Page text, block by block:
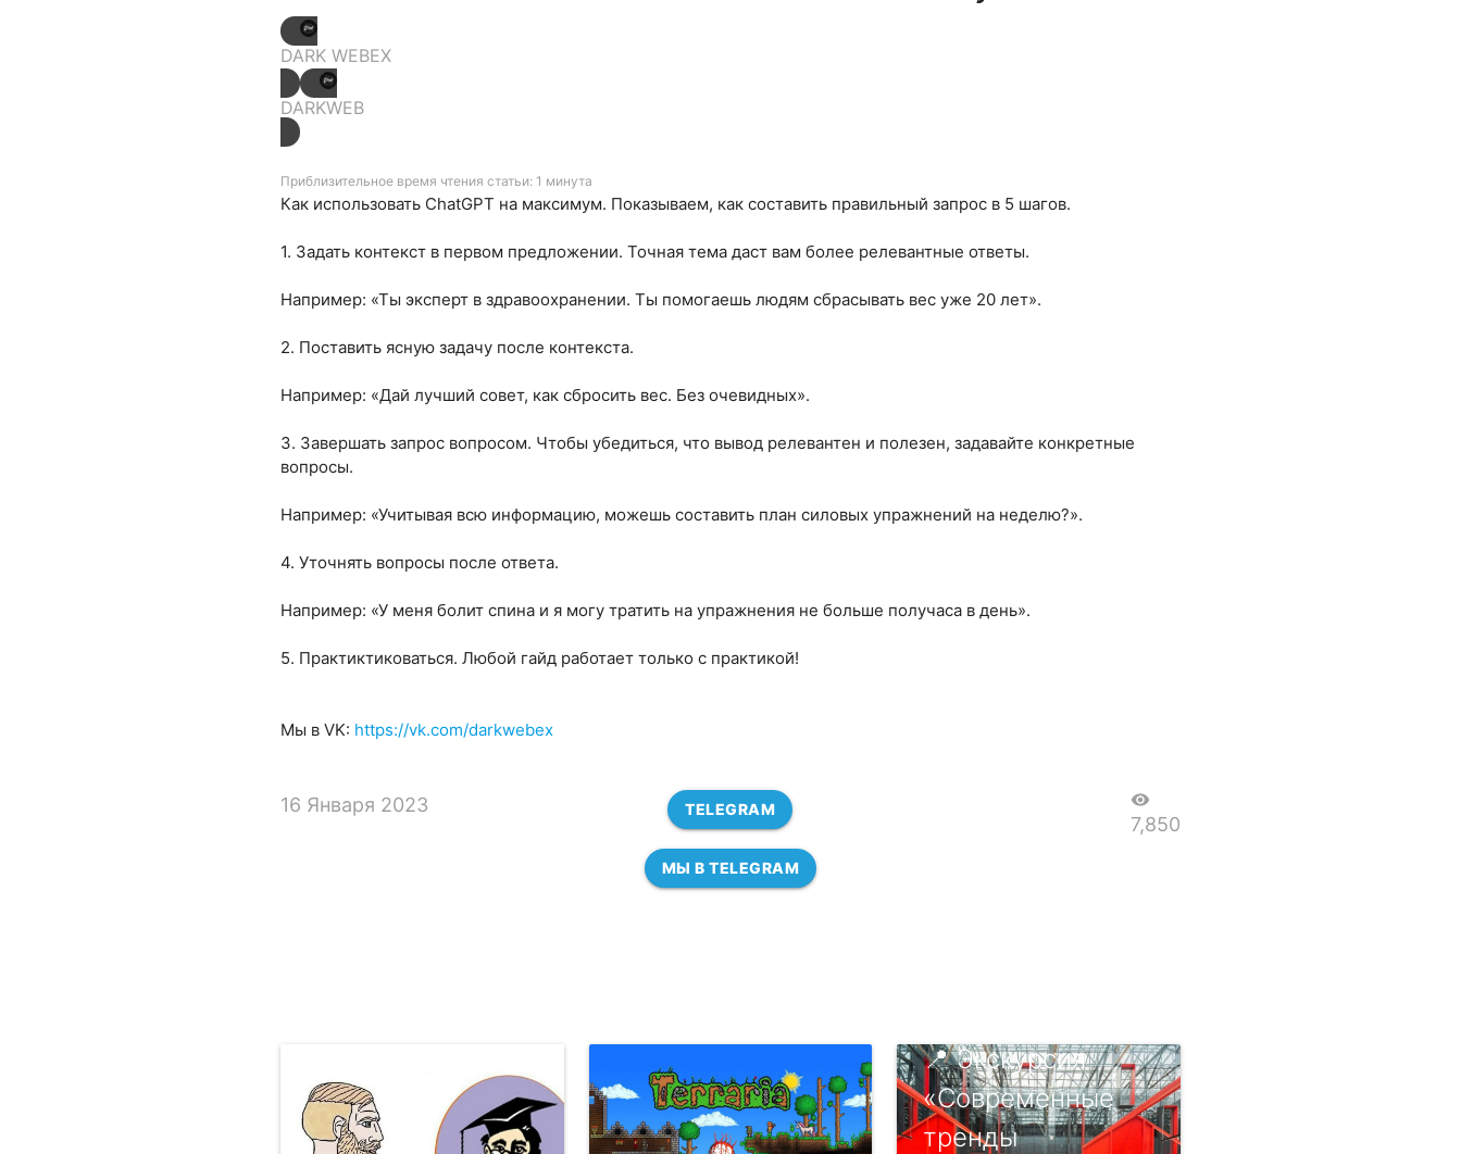
DARK WEBEX
DARKWEB
Приблизительное время чтения статьи: 1 минута
Как использовать ChatGPT на максимум. Показываем, как составить правильный запрос в 5 шагов.
1. Задать контекст в первом предложении. Точная тема даст вам более релевантные ответы.
Например: «Ты эксперт в здравоохранении. Ты помогаешь людям сбрасывать вес уже 20 лет».
2. Поставить ясную задачу после контекста.
Например: «Дай лучший совет, как сбросить вес. Без очевидных».
3. Завершать запрос вопросом. Чтобы убедиться, что вывод релевантен и полезен, задавайте конкретные
вопросы.
Например: «Учитывая всю информацию, можешь составить план силовых упражнений на неделю?».
4. Уточнять вопросы после ответа.
Например: «У меня болит спина и я могу тратить на упражнения не больше получаса в день».
5. Практиктиковаться. Любой гайд работает только с практикой!
Мы в VK: https://vk.com/darkwebex
16 Января 2023 TELEGRAM visibility
7,850
МЫ В TELEGRAM
📍 Экскурсия
«Современные
тренды